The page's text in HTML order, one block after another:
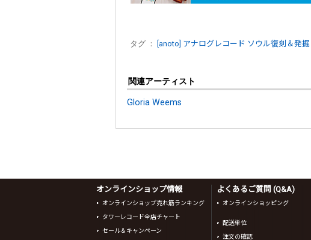
タグ ： [anoto] アナログレコード ソウル復刻＆発掘
関連アーティスト
Gloria Weems
オンラインショップ情報
オンラインショップ売れ筋ランキング
タワーレコード全店チャート
セール＆キャンペーン
よくあるご質問 (Q&A)
オンラインショッピング
配送単位
注文の確認